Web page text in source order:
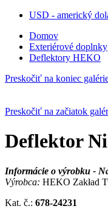
USD - americký
Domov
Exteriérové doplnky
Deflektory HEKO
Preskočiť na koniec
Preskočiť na začiatok
Deflektor
Informácie o výrobku -
Výrobca: HEKO Zakład
Kat. č.: 678-24231